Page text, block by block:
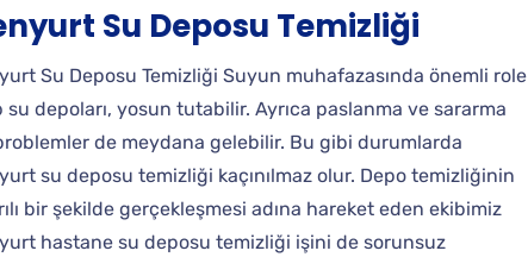
Su Deposu Temizliği
Su Deposu Temizliği Suyun muhafazasında önemli role
su depoları, yosun tutabilir. Ayrıca paslanma ve sararma
de meydana gelebilir. Bu gibi durumlarda
su deposu temizliği kaçınılmaz olur. Depo temizliğinin
bir şekilde gerçekleşmesi adına hareket eden ekibimiz
hastane su deposu temizliği işini de sorunsuz